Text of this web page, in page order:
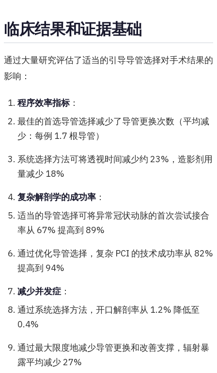
临床结果和证据基础
通过大量研究评估了适当的引导导管选择对手术结果的
影响：
程序效率指标：
最佳的首选导管选择减少了导管更换次数（平均减
少：每例 1.7 根导管）
系统选择方法可将透视时间减少约 23%，造影剂用
量减少 18%
复杂解剖学的成功率 ：
适当的导管选择可将异常冠状动脉的首次尝试接合
率从 67% 提高到 89%
通过优化导管选择，复杂 PCI 的技术成功率从 82%
提高到 94%
减少并发症 ：
通过系统选择方法，开口解剖率从 1.2% 降低至
0.4%
通过最大限度地减少导管更换和改善支撑，辐射暴
露平均减少 27%